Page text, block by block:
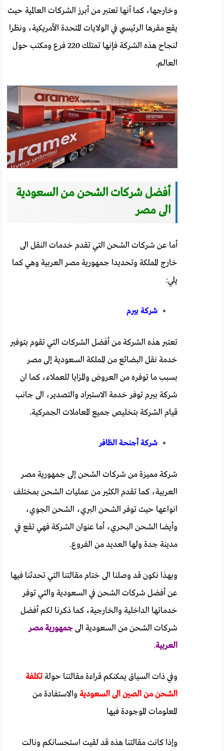
وخارجها، كما أنها تعتبر من أبرز الشركات العالمية حيث
يقع مقرها الرئيسي في الولايات المتحدة الأمريكية، ونظرا
لنجاح هذه الشركة فإنها تمتلك 220 فرع ومكتب حول
العالم.
أفضل شركات الشحن من السعودية
الى مصر
أما عن شركات الشحن التي تقدم خدمات النقل الى
خارج المملكة وتحديدا جمهورية مصر العربية وهي كما
يلي:
شركة بيرم
تعتبر هذه الشركة من أفضل الشركات التي تقوم بتوفير
خدمة نقل البضائع من المملكة السعودية إلى مصر
بسبب ما توفره من العروض والمزايا للعملاء، كما ان
شركة بيرم توفر خدمة الاستيراد والتصدير، الى جانب
قيام الشركة بتخليص جميع المعاملات الجمركية.
شركة أجنحة الظافر
شركة مميزة من شركات الشحن إلى جمهورية مصر
العربية، كما تقدم الكثير من عمليات الشحن بمختلف
انواعها حيث توفر الشحن البري، الشحن الجوي،
وأيضا الشحن البحري، أما عنوان الشركة فهي تقع في
مدينة جدة ولها العديد من الفروع.
وبهذا نكون قد وصلنا الى ختام مقالتنا التي تحدثنا فيها
عن أفضل شركات الشحن في السعودية والتي توفر
خدماتها الداخلية والخارجية، كما ذكرنا لكم أفضل
شركات الشحن من السعودية الىجمهورية مصر
العربية.
وفي ذات السياق يمكنكم قراءة مقالتنا حولةتكلفة
الشحن من الصين الى السعودية والاستفادة من
المعلومات الموجودة فيها
وإذا كانت مقالتنا هذه قد لقيت استحسانكم ونالت